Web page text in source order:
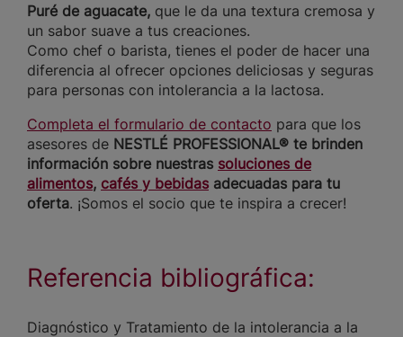
Puré de aguacate, que le da una textura cremosa y
un sabor suave a tus creaciones.
Como chef o barista, tienes el poder de hacer una
diferencia al ofrecer opciones deliciosas y seguras
para personas con intolerancia a la lactosa.
Completa el formulario de contacto para que los
asesores de NESTLÉ PROFESSIONAL® te brinden
información sobre nuestras soluciones de
alimentos, cafés y bebidas adecuadas para tu
oferta. ¡Somos el socio que te inspira a crecer!
Referencia bibliográfica:
Diagnóstico y Tratamiento de la intolerancia a la